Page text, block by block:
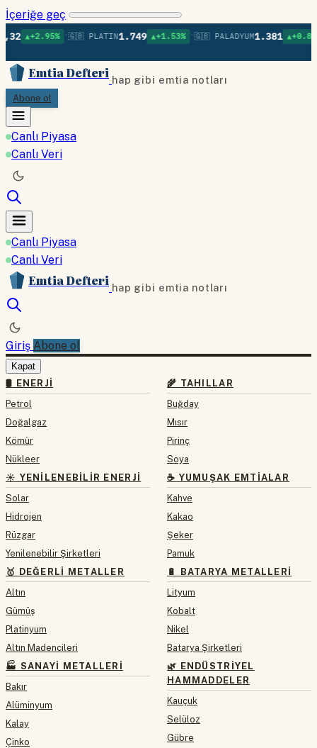
İçeriğe geç
• 🇬🇧 PLATIN1.749 ▲+1.53% • 🇬🇧 PALADYUM1.381 ▲+0.87% • 🇬🇧
Emtia Defteri hap gibi emtia notları
Abone ol
Canlı Piyasa
Canlı Veri
Canlı Piyasa
Canlı Veri
Emtia Defteri hap gibi emtia notları
Giriş Abone ol
Kapat
🛢 ENERJI
Petrol
Doğalgaz
Kömür
Nükleer
☀️ YENILENEBILIR ENERJI
Solar
Hidrojen
Rüzgar
Yenilenebilir Şirketleri
🥇 DEĞERLI METALLER
Altın
Gümüş
Platinyum
Altın Madencileri
🏭 SANAYI METALLERI
Bakır
Alüminyum
Kalay
Çinko
🌾 TAHILLAR
Buğday
Mısır
Pirinç
Soya
☕ YUMUŞAK EMTIALAR
Kahve
Kakao
Şeker
Pamuk
🔋 BATARYA METALLERI
Lityum
Kobalt
Nikel
Batarya Şirketleri
🌿 ENDÜSTRIYEL
HAMMADDELER
Kauçuk
Selüloz
Gübre